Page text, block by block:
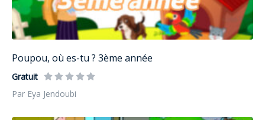
Poupou, où es-tu ? 3ème année
Gratuit
Par Eya Jendoubi